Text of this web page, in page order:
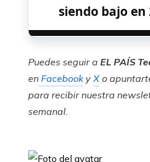
siendo bajo en
Puedes seguir a EL PAÍS
en FacebookyX o
para recibir nuestra
semanal.